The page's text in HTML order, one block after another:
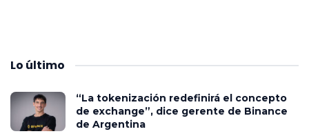
Lo último
“La tokenización redefinirá el concepto
de exchange”, dice gerente de Binance
de Argentina